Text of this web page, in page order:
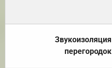
Звукоизоляция
перегородок